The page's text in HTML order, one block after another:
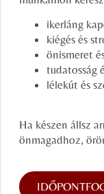
ikerláng
kiégés és
önismeret
tudatosság
lélekút és
Ha készen állsz
önmagadhoz,